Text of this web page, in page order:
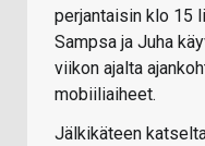
perjantaisin klo 15
Sampsa ja Juha
viikon ajalta
mobiiliaiheet.
Jälkikäteen